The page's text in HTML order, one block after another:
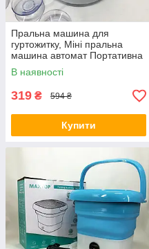
Пральна машина для
гуртожитку, Міні пральна
машина автомат Портативна
ультразвукова DW-29
В наявності
319 ₴ 594 ₴
Купити